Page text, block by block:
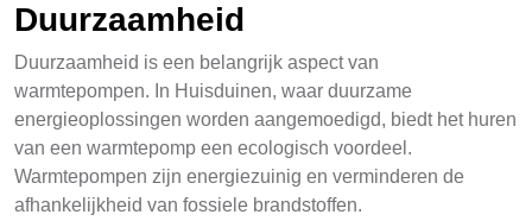
Duurzaamheid
Duurzaamheid is een belangrijk aspect van
warmtepompen. In Huisduinen, waar duurzame
energieoplossingen worden aangemoedigd, biedt het huren
van een warmtepomp een ecologisch voordeel.
Warmtepompen zijn energiezuinig en verminderen de
afhankelijkheid van fossiele brandstoffen.